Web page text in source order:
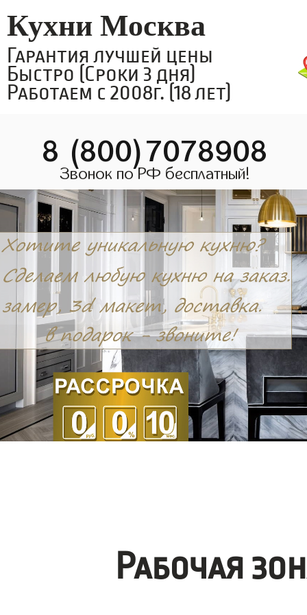
Кухни Москва
Гарантия лучшей цены
Быстро (Сроки 3 дня)
Работаем с 2008г. (18 лет)
8 (800)7078908
Звонок по РФ бесплатный!
Рабочая